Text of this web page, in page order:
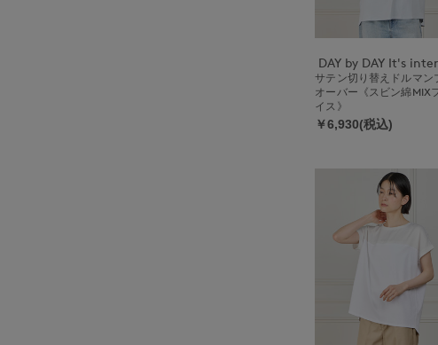
サテン切り替えドルマン
オーバー《スビン綿MIX
イス》
￥6,930(税込)